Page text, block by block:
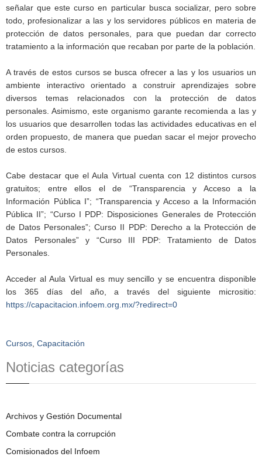
señalar que este curso en particular busca socializar, pero sobre
todo, profesionalizar a las y los servidores públicos en materia de
protección de datos personales, para que puedan dar correcto
tratamiento a la información que recaban por parte de la población.
A través de estos cursos se busca ofrecer a las y los usuarios un
ambiente interactivo orientado a construir aprendizajes sobre
diversos temas relacionados con la protección de datos
personales. Asimismo, este organismo garante recomienda a las y
los usuarios que desarrollen todas las actividades educativas en el
orden propuesto, de manera que puedan sacar el mejor provecho
de estos cursos.
Cabe destacar que el Aula Virtual cuenta con 12 distintos cursos
gratuitos; entre ellos el de “Transparencia y Acceso a la
Información Pública I”; “Transparencia y Acceso a la Información
Pública II”; “Curso I PDP: Disposiciones Generales de Protección
de Datos Personales”; Curso II PDP: Derecho a la Protección de
Datos Personales” y “Curso III PDP: Tratamiento de Datos
Personales.
Acceder al Aula Virtual es muy sencillo y se encuentra disponible
los 365 días del año, a través del siguiente micrositio:
https://capacitacion.infoem.org.mx/?redirect=0
Cursos Capacitación
Noticias categorías
Archivos y Gestión Documental
Combate contra la corrupción
Comisionados del Infoem